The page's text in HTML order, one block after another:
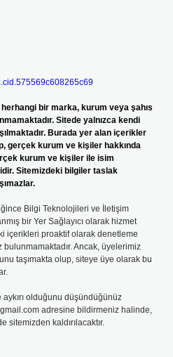
bir marka, kurum veya şahıs
Sitede yalnızca kendi
Burada yer alan içerikler
gerçek kurum ve kişiler hakkında
kurum ve kişiler ile isim
Sitemizdeki bilgiler taslak
Bilgi Teknolojileri ve İletişim
bir Yer Sağlayıcı olarak hizmet
içerikleri proaktif olarak denetleme
Ancak, üyelerimiz
taşımakta olup, siteye üye olarak bu
olduğunu düşündüğünüz
adresine bildirmeniz halinde,
kaldırılacaktır.